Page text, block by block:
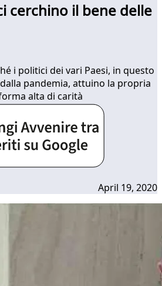
cerchino il bene delle
i politici dei vari Paesi, in questo
pandemia, attuino la propria
alta di carità
April 19, 2020